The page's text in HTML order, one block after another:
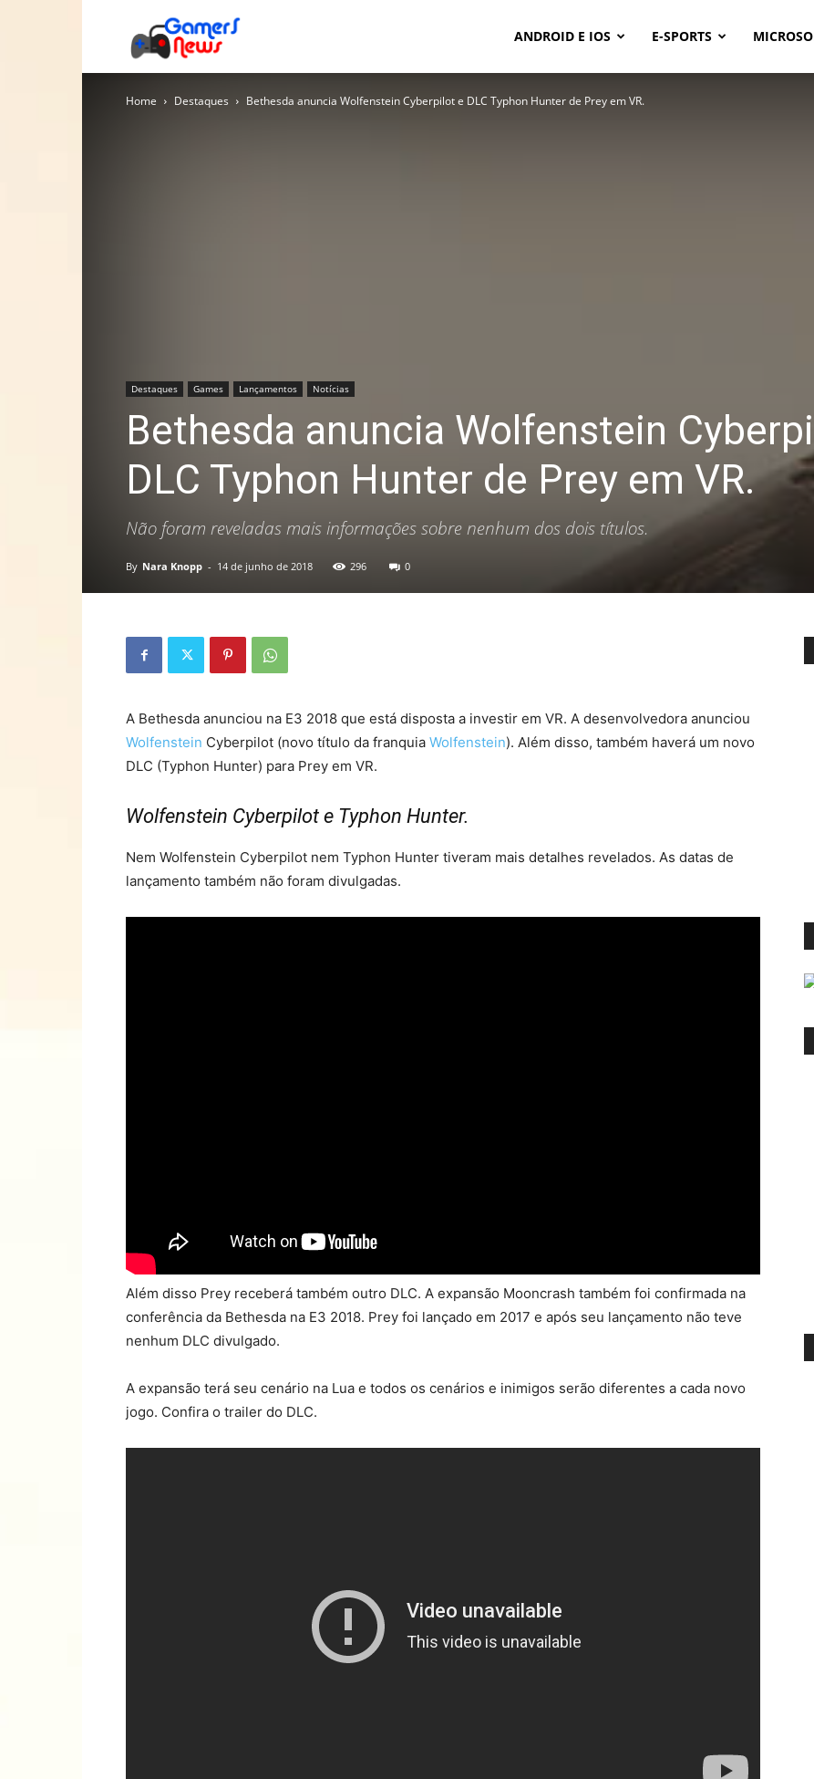
News
ANDROID E IOS E-SPORTS
Home Destaques Bethesda anuncia Wolfenstein Cyberpilot e DLC Typhon Hunter de Prey em VR.
Destaques Games Lançamentos Notícias
Bethesda anuncia Wolfenstein
DLC Typhon Hunter de Prey em VR.
Não foram reveladas mais informações sobre nenhum dos dois títulos.
By Nara Knopp - 14 de junho de 2018 296 0
A Bethesda anunciou na E3 2018 que está disposta a investir em VR. A desenvolvedora anunciou
Wolfenstein Cyberpilot (novo título da franquia Wolfenstein). Além disso, também haverá um novo
DLC (Typhon Hunter) para Prey em VR.
Wolfenstein Cyberpilot e Typhon Hunter.
Nem Wolfenstein Cyberpilot nem Typhon Hunter tiveram mais detalhes revelados. As datas de
lançamento também não foram divulgadas.
Além disso Prey receberá também outro DLC. A expansão Mooncrash também foi confirmada na
conferência da Bethesda na E3 2018. Prey foi lançado em 2017 e após seu lançamento não teve
nenhum DLC divulgado.
A expansão terá seu cenário na Lua e todos os cenários e inimigos serão diferentes a cada novo
jogo. Confira o trailer do DLC.